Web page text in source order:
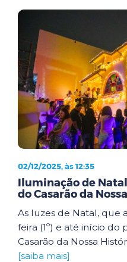
02/12/2025, às 12:35
Iluminação de
do Casarão da
As luzes de Natal, que
feira (1º) e até início
Casarão da Nossa
[saiba mais]